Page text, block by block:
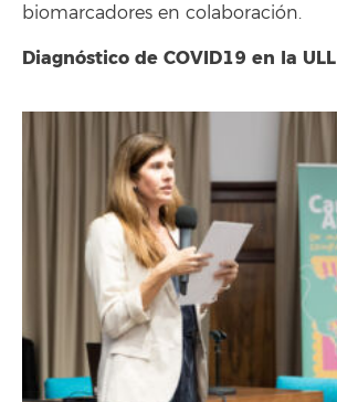
biomarcadores en colaboración.
Diagnóstico de COVID19 en la ULL